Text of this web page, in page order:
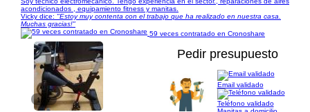
acondicionados , equipamiento fitness y manitas.
Vicky dice: "Estoy muy contenta con el trabajo que ha realizado en nuestra casa.
Muchas gracias!"
59 veces contratado en Cronoshare
1/27
Pedir presupuesto
Email validado
Teléfono validado